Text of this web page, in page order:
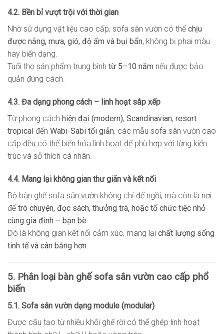
4.2. Bền bỉ vượt trội với thời gian
Nhờ sử dụng vật liệu cao cấp, sofa sân vườn có thểchịu
được nắng, mưa, gió, độ ẩm và bụi bẩn, không bị phai màu
hay biến dạng.
Tuổi thọ sản phẩm trung bình từ 5–10 năm nếu được bảo
quản đúng cách.
4.3. Đa dạng phong cách – linh hoạt sắp xếp
Từ phong cách hiện đại (modern), Scandinavian, resort
tropical đến Wabi-Sabi tối giản, các mẫu sofa sân vườn cao
cấp đều có thể biến hóa linh hoạt để phù hợp với từng kiến
trúc và sở thích cá nhân.
4.4. Mang lại không gian thư giãn và kết nối
Bộ bàn ghế sofa sân vườn không chỉ để ngồi, mà còn là nơi
đểtrò chuyện, đọc sách, thưởng trà, hoặc tổ chức tiệc nhỏ
cùng gia đình – bạn bè
Đó là không gian kết nối cảm xúc, mang lại chất lượng sống
tinh tế và cân bằng hơn
5. Phân loại bàn ghế sofa sân vườn cao cấp phổ
biến
5.1. Sofa sân vườn dạng module (modular)
Được cấu tạo từ nhiều khối ghế rời có thể ghép linh hoạt